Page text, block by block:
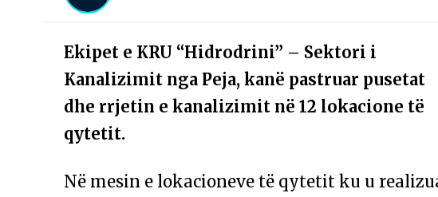
Ekipet e KRU “Hidrodrini” – Sektori i
Kanalizimit nga Peja, kanë pastruar pusetat
dhe rrjetin e kanalizimit në 12 lokacione të
qytetit.
Në mesin e lokacioneve të qytetit ku u